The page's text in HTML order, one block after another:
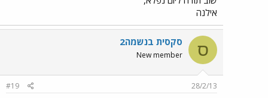
אילנה
ס סקסית בנשמה2
New member
28/2/13
#19